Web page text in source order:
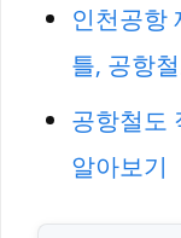
인천공항
틀, 공항
공항철도
알아보기